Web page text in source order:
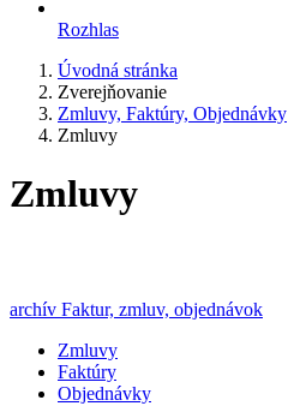
Rozhlas
Úvodná stránka
Zverejňovanie
Zmluvy, Faktúry, Objednávky
Zmluvy
Zmluvy
archív Faktur, zmluv, objednávok
Zmluvy
Faktúry
Objednávky